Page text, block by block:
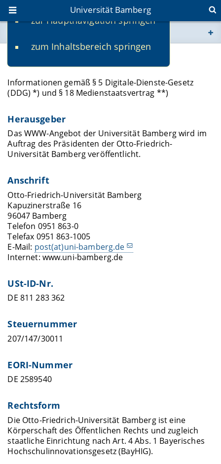
zur Hauptnavigation springen
zum Inhaltsbereich springen
Universität Bamberg
www.uni-bamberg.de
Impressum
Informationen gemäß § 5 Digitale-Dienste-Gesetz
(DDG) *) und § 18 Medienstaatsvertrag **)
Herausgeber
Das WWW-Angebot der Universität Bamberg wird im
Auftrag des Präsidenten der Otto-Friedrich-
Universität Bamberg veröffentlicht.
Anschrift
Otto-Friedrich-Universität Bamberg
Kapuzinerstraße 16
96047 Bamberg
Telefon 0951 863-0
Telefax 0951 863-1005
E-Mail: post(at)uni-bamberg.de
Internet: www.uni-bamberg.de
USt-ID-Nr.
DE 811 283 362
Steuernummer
207/147/30011
EORI-Nummer
DE 2589540
Rechtsform
Die Otto-Friedrich-Universität Bamberg ist eine
Körperschaft des Öffentlichen Rechts und zugleich
staatliche Einrichtung nach Art. 4 Abs. 1 Bayerisches
Hochschulinnovationsgesetz (BayHIG).